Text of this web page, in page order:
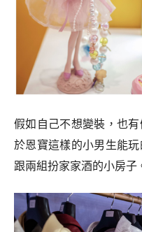
假如自己不想變裝，也
於恩寶這樣的小男生能
跟兩組扮家家酒的小房子